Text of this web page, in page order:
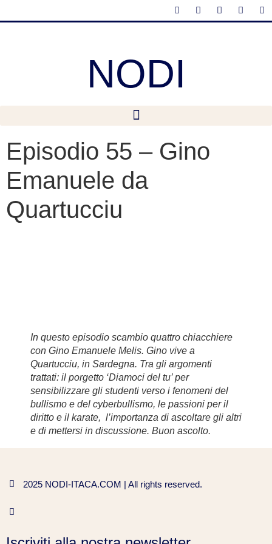
NODI
Episodio 55 – Gino
Emanuele da
Quartucciu
In questo episodio scambio quattro chiacchiere
con Gino Emanuele Melis. Gino vive a
Quartucciu, in Sardegna. Tra gli argomenti
trattati: il porgetto ‘Diamoci del tu’ per
sensibilizzare gli studenti verso i fenomeni del
bullismo e del cyberbullismo, le passioni per il
diritto e il karate, l’importanza di ascoltare gli altri
e di mettersi in discussione. Buon ascolto.
2025 NODI-ITACA.COM | All rights reserved.